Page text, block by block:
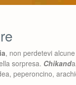
, non perdetevi
sorpresa. Chikand
peperoncino,